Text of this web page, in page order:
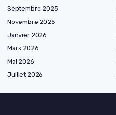
Septembre 2025
Novembre 2025
Janvier 2026
Mars 2026
Mai 2026
Juillet 2026